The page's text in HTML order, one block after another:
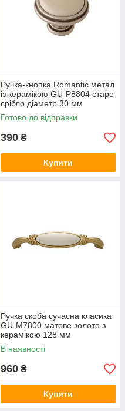
Ручка-кнопка Romantic метал
із керамікою GU-P8804 старе
срібло діаметр 30 мм
Готово до відправки
390 ₴
Купити
Ручка скоба сучасна класика
GU-M7800 матове золото з
керамікою 128 мм
В наявності
960 ₴
Купити